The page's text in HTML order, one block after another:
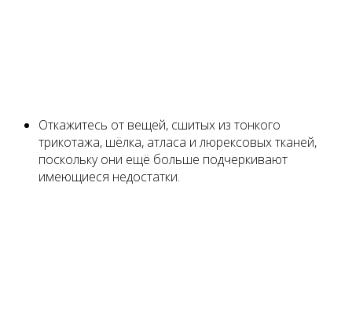
Откажитесь от вещей, сшитых из тонкого
трикотажа, шёлка, атласа и люрексовых тканей,
поскольку они ещё больше подчеркивают
имеющиеся недостатки.